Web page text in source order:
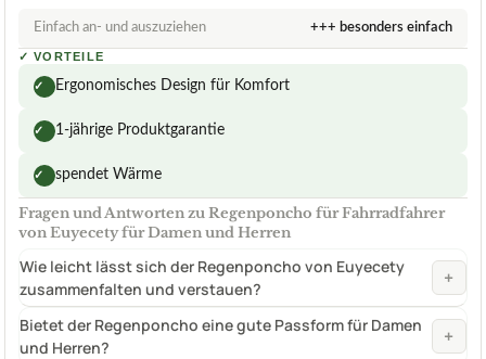
Einfach an- und auszuziehen +++ besonders einfach
✓ VORTEILE
✓ Ergonomisches Design für Komfort
✓ 1-jährige Produktgarantie
✓ spendet Wärme
Fragen und Antworten zu Regenponcho für Fahrradfahrer
von Euyecety für Damen und Herren
Wie leicht lässt sich der Regenponcho von Euyecety
zusammenfalten und verstauen?
+
Bietet der Regenponcho eine gute Passform für Damen
und Herren?
+